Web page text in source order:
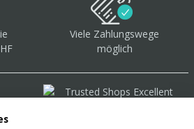
Viele Zahlungswege
möglich